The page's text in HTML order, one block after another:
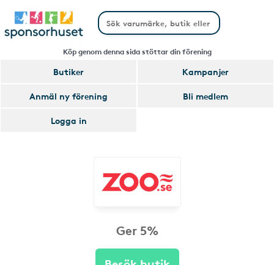
Köp genom denna sida stöttar din förening
Butiker
Kampanjer
Anmäl ny förening
Bli medlem
Logga in
Ger 5%